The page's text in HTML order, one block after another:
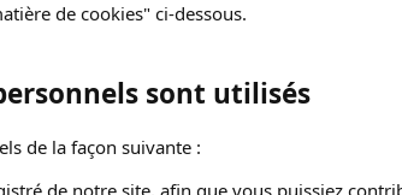
de cookies" ci-dessous.
sont utilisés
de la façon suivante :
de notre site, afin que vous puissiez